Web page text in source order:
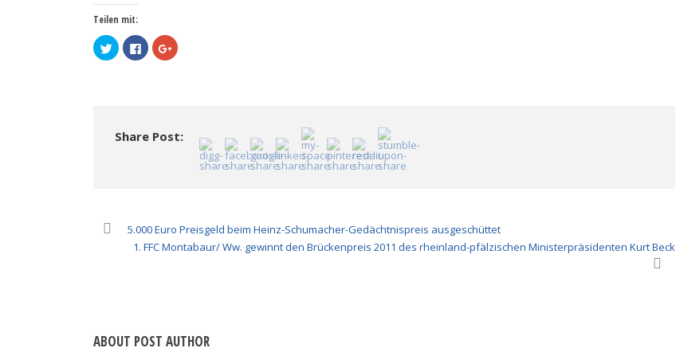
Teilen mit:
Klick,
um
über
Fenster
geöffnet)
Klick,
um
Fenster
geöffnet)
Zum
Teilen
geöffnet)
Share Post:
5.000 Euro Preisgeld beim Heinz-Schumacher-Gedächtnispreis ausgeschüttet
1. FFC Montabaur/ Ww. gewinnt den Brückenpreis 2011 des rheinland-pfälzischen Ministerpräsidenten Kurt Beck
ABOUT POST AUTHOR